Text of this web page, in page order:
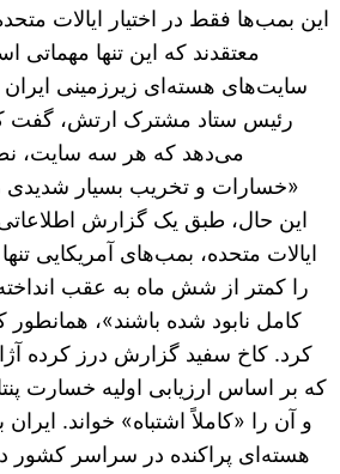
این بمب‌ها فقط در اختیار ایالات
معتقدند که این تنها
سایت‌های هسته‌ای زیرزمینی
رئیس ستاد مشترک ارتش، گفت که
می‌دهد که هر سه سایت،
«خسارات و تخریب بسیار شدیدی
این حال، طبق یک گزارش
ایالات متحده، بمب‌های آمریکایی
را کمتر از شش ماه به عقب
کامل نابود شده باشند»، همانطور
کرد. کاخ سفید گزارش درز کرده
که بر اساس ارزیابی اولیه خسارت
و آن را «کاملاً اشتباه» خواند.
هسته‌ای پراکنده در سراسر کشور